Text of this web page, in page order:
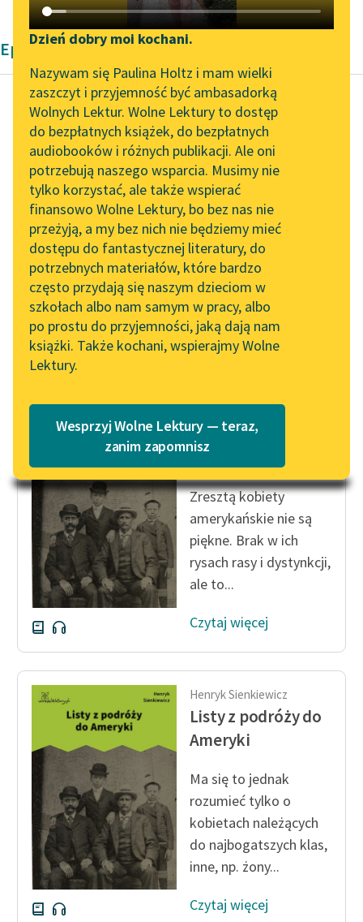
Katalog DAISY
Podkasty o książkach
Zgłoś brak utworu
Aktualności
„Prokurator Alicja Horn”
do słuchania
Byliśmy częścią AI Impact
Lab
Zapraszamy na spotkanie
online z tłumaczkami
literatury skandynawskiej
Spotkanie z Katarzyną
Tunkiel w Oslo
102. lata temu zmarł
Joseph Conrad
Lektury szkolne i klasyka
literatury do słuchania dla
uczennic i uczniów z
niepełnosprawnościami
E-kolekcja lektur
szkolnych i literatury do
słuchania dla uczennic i
uczniów z
niepełnosprawnościami
Feministyczne inspiracje.
skandynawskiej literatury
feministycznej
Ręce pełne poezji
Kolekcje edukacyjne
twórców przechodzących
do domeny publicznej,
lektur szkolnych oraz
Starego Testamentu
Odkurzamy bohaterów
Szkoła Poezji Wolnych
Narzędzia
Mapa Wolnych Lektur
Leśmianator
Przewodnik dla piszących i
czytających
API
OAI-PMH
Widget Wolnych Lektur
Przypisy
Katalog w formacie PDF
Dzień dobry moi kochani.
Nazywam się Paulina Holtz i mam wielki
zaszczyt i przyjemność być ambasadorką
Wolnych Lektur. Wolne Lektury to dostęp
do bezpłatnych książek, do bezpłatnych
audiobooków i różnych publikacji. Ale oni
potrzebują naszego wsparcia. Musimy nie
tylko korzystać, ale także wspierać
finansowo Wolne Lektury, bo bez nas nie
przeżyją, a my bez nich nie będziemy mieć
dostępu do fantastycznej literatury, do
potrzebnych materiałów, które bardzo
często przydają się naszym dzieciom w
szkołach albo nam samym w pracy, albo
po prostu do przyjemności, jaką dają nam
książki. Także kochani, wspierajmy Wolne
Lektury.
Wesprzyj Wolne Lektury — teraz,
zanim zapomnisz
Epika Henryka Sienkiewicza
Henryk Sienkiewicz
Krzyżacy, tom
drugi
— Nie było czasu się
rozgadać, bom i sam
był utrudzon, i tyś ludzi
po boru...
Czytaj więcej
Henryk Sienkiewicz
Listy z podróży do
Ameryki
Zresztą kobiety
amerykańskie nie są
piękne. Brak w ich
rysach rasy i dystynkcji,
ale to...
Czytaj więcej
Henryk Sienkiewicz
Listy z podróży do
Ameryki
Ma się to jednak
rozumieć tylko o
kobietach należących
do najbogatszych klas,
inne, np. żony...
Czytaj więcej